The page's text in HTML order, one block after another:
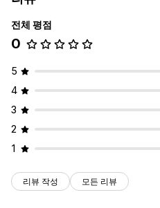
전체 평점
0
5
4
3
2
1
리뷰 작성 모든 리뷰